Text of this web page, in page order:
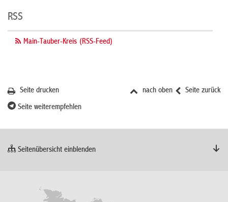
RSS
Main-Tauber-Kreis (RSS-Feed)
Seite zurück
nach oben
Seite drucken
Seite weiterempfehlen
Seitenübersicht einblenden